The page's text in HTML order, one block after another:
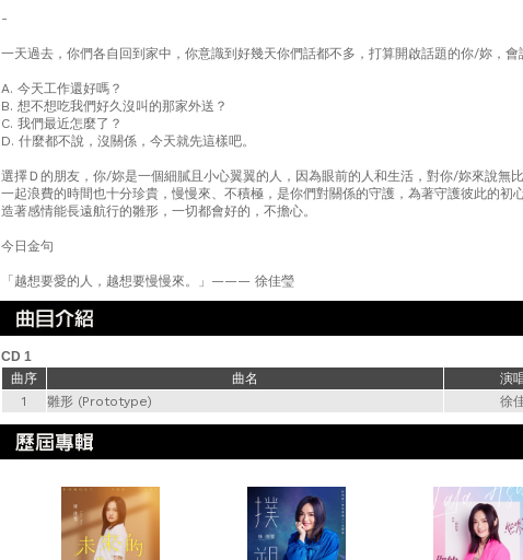
-
一天過去，你們各自回到家中，你意識到好幾天你們話都不多，打算開啟話題的你/妳，會
A. 今天工作還好嗎？
B. 想不想吃我們好久沒叫的那家外送？
C. 我們最近怎麼了？
D. 什麼都不說，沒關係，今天就先這樣吧。
選擇Ｄ的朋友，你/妳是一個細膩且小心翼翼的人，因為眼前的人和生活，對你/妳來說無
一起浪費的時間也十分珍貴，慢慢來、不積極，是你們對關係的守護，為著守護彼此的初
造著感情能長遠航行的雛形，一切都會好的，不擔心。
今日金句
「越想要愛的人，越想要慢慢來。」——— 徐佳瑩
CD 1
曲序
曲名
演
1
雛形 (Prototype) 徐